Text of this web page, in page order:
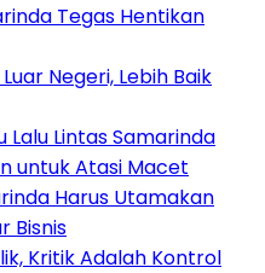
Tegas Hentikan
Negeri, Lebih Baik
Lintas Samarinda
untuk Atasi Macet
Harus Utamakan
Bisnis
Kritik Adalah Kontrol